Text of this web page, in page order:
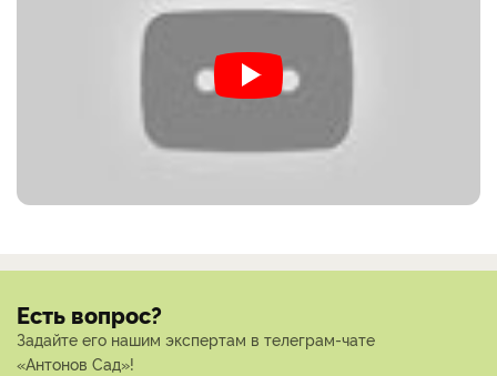
Есть вопрос?
Задайте его нашим экспертам в телеграм-чате
«Антонов Сад»!